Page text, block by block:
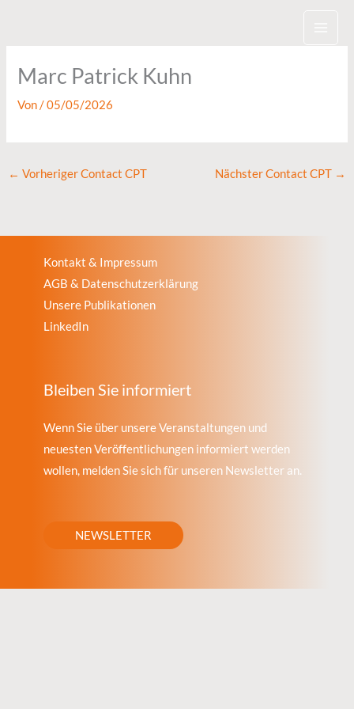
Marc Patrick Kuhn
Von/05/05/2026
← Vorheriger Contact CPT Nächster Contact CPT →
Kontakt & Impressum
AGB & Datenschutzerklärung
Unsere Publikationen
LinkedIn
Bleiben Sie informiert
Wenn Sie über unsere Veranstaltungen und
neuesten Veröffentlichungen informiert werden
wollen, melden Sie sich für unseren Newsletter an.
NEWSLETTER